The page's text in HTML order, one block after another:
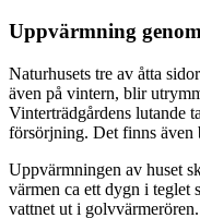
Uppvärmning
Naturhusets tre av åtta
även på vintern, blir
Vinterträdgårdens lutande
försörjning. Det finns även
Uppvärmningen av huset
värmen ca ett dygn i teglet
vattnet ut i